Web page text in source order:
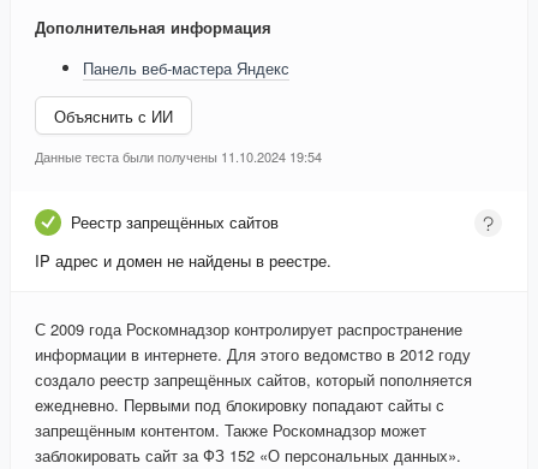
Дополнительная информация
Панель веб-мастера Яндекс
Объяснить с ИИ
Данные теста были получены 11.10.2024 19:54
Реестр запрещённых сайтов
IP адрес и домен не найдены в реестре.
С 2009 года Роскомнадзор контролирует распространение
информации в интернете. Для этого ведомство в 2012 году
создало реестр запрещённых сайтов, который пополняется
ежедневно. Первыми под блокировку попадают сайты с
запрещённым контентом. Также Роскомнадзор может
заблокировать сайт за ФЗ 152 «О персональных данных».